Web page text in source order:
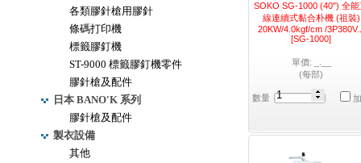
各類膠針槍用膠針
條碼打印機
標籤膠釘機
ST-9000 標籤膠釘機零件
膠針槍及配件
日本 BANO'K 系列
膠針槍及配件
製衣設備
其他
SOKO SG-1000 (40") 全
線連續式黏合朴機 (祖裝)
20KW/4.0kgf/cm /
[SG-1000]
單價: _.__
(每部)
數量